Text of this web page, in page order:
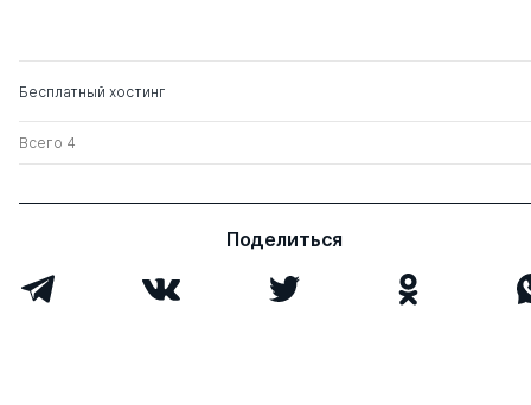
Бесплатный хостинг
Всего 4
Поделиться